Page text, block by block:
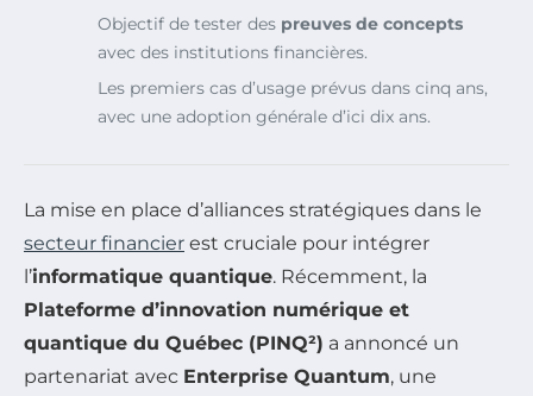
Objectif de tester des preuves de concepts
avec des institutions financières.
Les premiers cas d’usage prévus dans cinq ans,
avec une adoption générale d’ici dix ans.
La mise en place d’alliances stratégiques dans le
secteur financier est cruciale pour intégrer
l’informatique quantique. Récemment, la
Plateforme d’innovation numérique et
quantique du Québec (PINQ²) a annoncé un
partenariat avec Enterprise Quantum, une